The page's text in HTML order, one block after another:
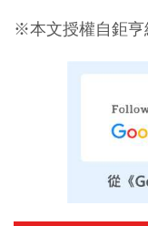
※本文授權自鉅亨